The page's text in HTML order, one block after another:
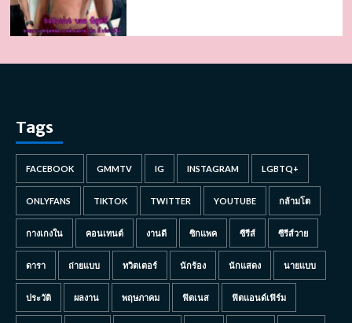
Tags
FACEBOOK GMMTV IG INSTAGRAM LGBTQ+
ONLYFANS TIKTOK TWITTER YOUTUBE กล้ามโต
กางเกงใน คอนเทนต์ งานดี ซิกแพค ซีรีส์ ซีรีส์วาย
ดารา ถ่ายแบบ ทวิตเตอร์ นักร้อง นักแสดง นายแบบ
ประวัติ ผลงาน พฤษภาคม ฟิตเนส ฟิตแอนด์เฟิร์ม